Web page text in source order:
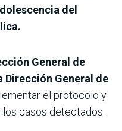
del
General de
General de
el protocolo y
casos detectados.